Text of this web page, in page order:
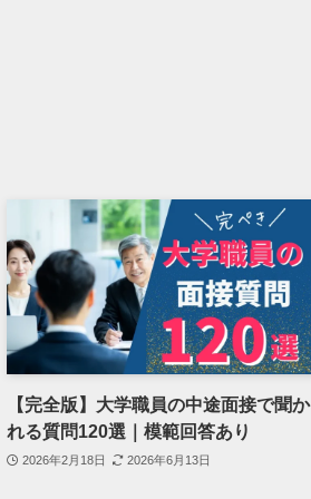
【完全版】大学職員の中途面接で聞か
れる質問120選｜模範回答あり
2026年2月18日 2026年6月13日